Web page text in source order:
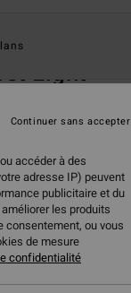
Light
(13 Avis)
€
50%
€
PLANS
Martini Olive
accéder à des
adresse IP) peuvent
publicitaire et du
les produits
consentement, ou vous
de mesure
confidentialité
Continuer sans accepter